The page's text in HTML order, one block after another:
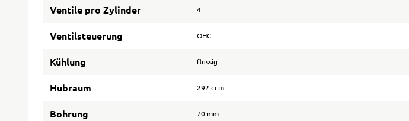
Ventile pro Zylinder 4
Ventilsteuerung OHC
Kühlung flüssig
Hubraum 292 ccm
Bohrung 70 mm